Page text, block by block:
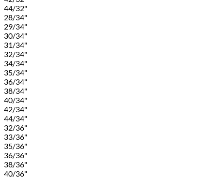
44/32"
28/34"
29/34"
30/34"
31/34"
32/34"
34/34"
35/34"
36/34"
38/34"
40/34"
42/34"
44/34"
32/36"
33/36"
35/36"
36/36"
38/36"
40/36"